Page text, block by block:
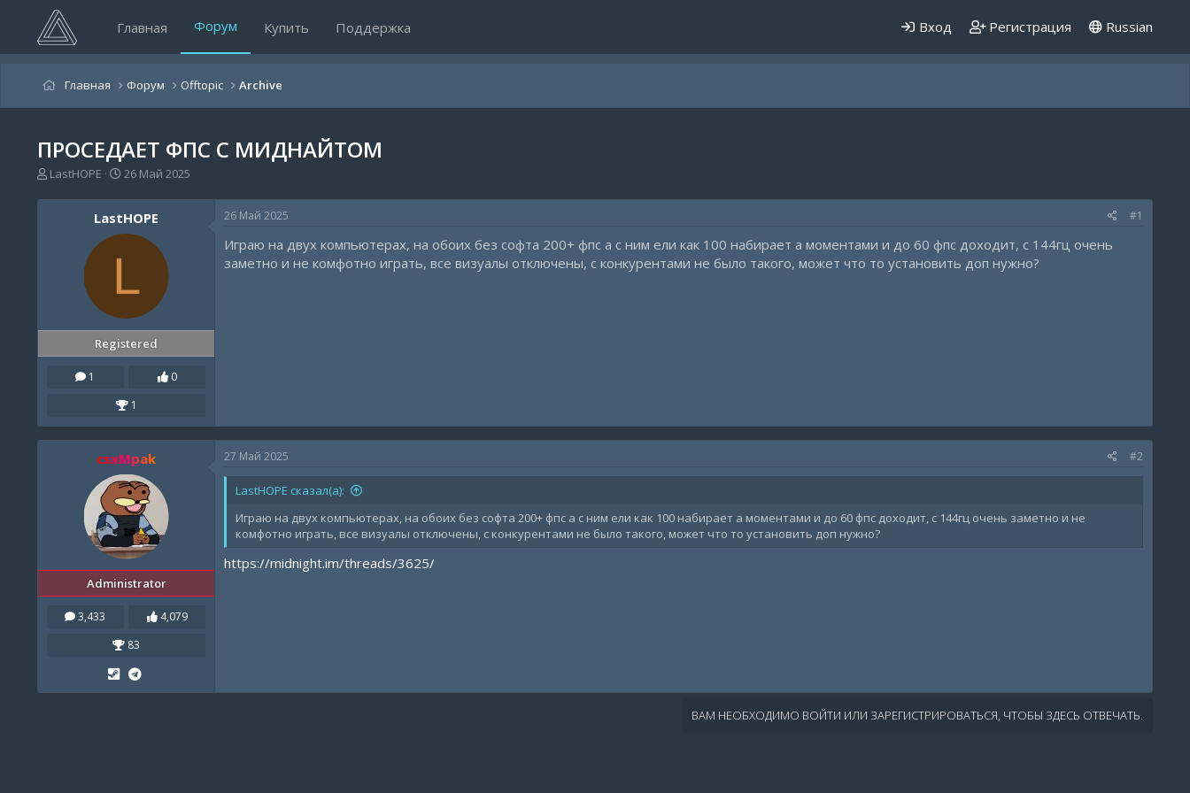
Главная Форум Купить Поддержка Вход Регистрация Russian
Главная Форум Offtopic Archive
ПРОСЕДАЕТ ФПС С МИДНАЙТОМ
А
т
LastHOPE
Д
т
а
н
а
26 Май 2025
LastHOPE
L
Registered
1
0
1
26 Май 2025 #1
Играю на двух компьютерах, на обоих без софта 200+ фпс а с ним ели как 100 набирает а моментами и до 60 фпс доходит, с 144гц очень
заметно и не комфотно играть, все визуалы отключены, с конкурентами не было такого, может что то установить доп нужно?
csxMpak
Administrator
3,433
4,079
83
27 Май 2025 #2
LastHOPE сказал(а):
Играю на двух компьютерах, на обоих без софта 200+ фпс а с ним ели как 100 набирает а моментами и до 60 фпс доходит, с 144гц очень заметно и не
комфотно играть, все визуалы отключены, с конкурентами не было такого, может что то установить доп нужно?
https://midnight.im/threads/3625/
ВАМ НЕОБХОДИМО ВОЙТИ ИЛИ ЗАРЕГИСТРИРОВАТЬСЯ, ЧТОБЫ ЗДЕСЬ ОТВЕЧАТЬ.